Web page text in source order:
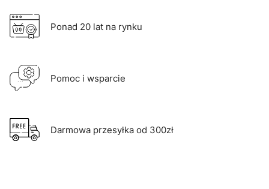
Ponad 20 lat na rynku
Pomoc i wsparcie
Darmowa przesyłka od 300zł